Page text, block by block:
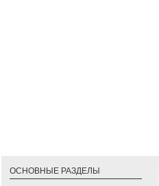
ОСНОВНЫЕ РАЗДЕЛЫ